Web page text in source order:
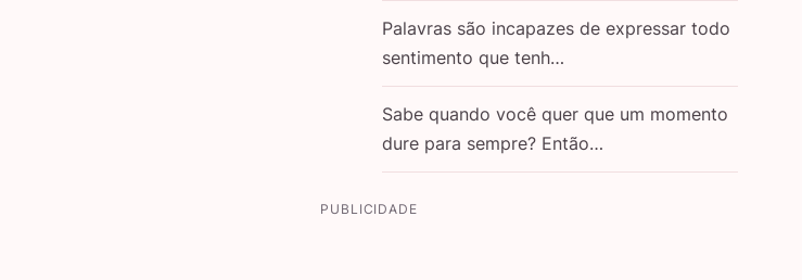
Palavras são incapazes de expressar todo
sentimento que tenh…
Sabe quando você quer que um momento
dure para sempre? Então…
PUBLICIDADE